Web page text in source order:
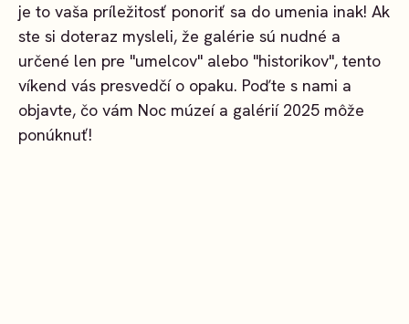
je to vaša príležitosť ponoriť sa do umenia inak! Ak
ste si doteraz mysleli, že galérie sú nudné a
určené len pre "umelcov" alebo "historikov", tento
víkend vás presvedčí o opaku. Poďte s nami a
objavte, čo vám Noc múzeí a galérií 2025 môže
ponúknuť!